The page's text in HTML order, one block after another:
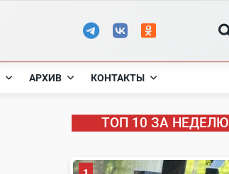
АРХИВ КОНТАКТЫ
ТОП 10 ЗА НЕДЕЛЮ